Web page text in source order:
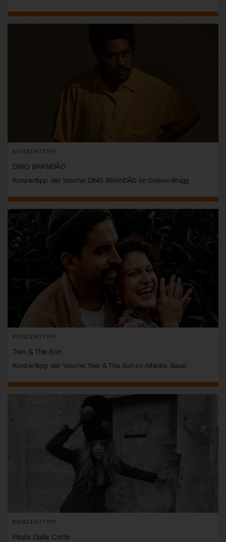
KONZERTTIPP
DINO BRANDÃO
Konzerttipp der Woche: DINO BRANDÃO im Odeon Brugg
KONZERTTIPP
Two & The Sun
Konzerttipp der Woche: Two & The Sun im Atlantis, Basel
KONZERTTIPP
Paula Dalla Corte